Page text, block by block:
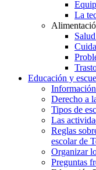
La
Educación y
Derecho a
Tipos de
Las
Reglas
escolar de
Organizar
Preguntas